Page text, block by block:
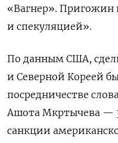
«Вагнер». Пригожин
и спекуляцией».
По данным США,
и Северной Кореей
посредничестве
Ашота Мкртычева —
санкции